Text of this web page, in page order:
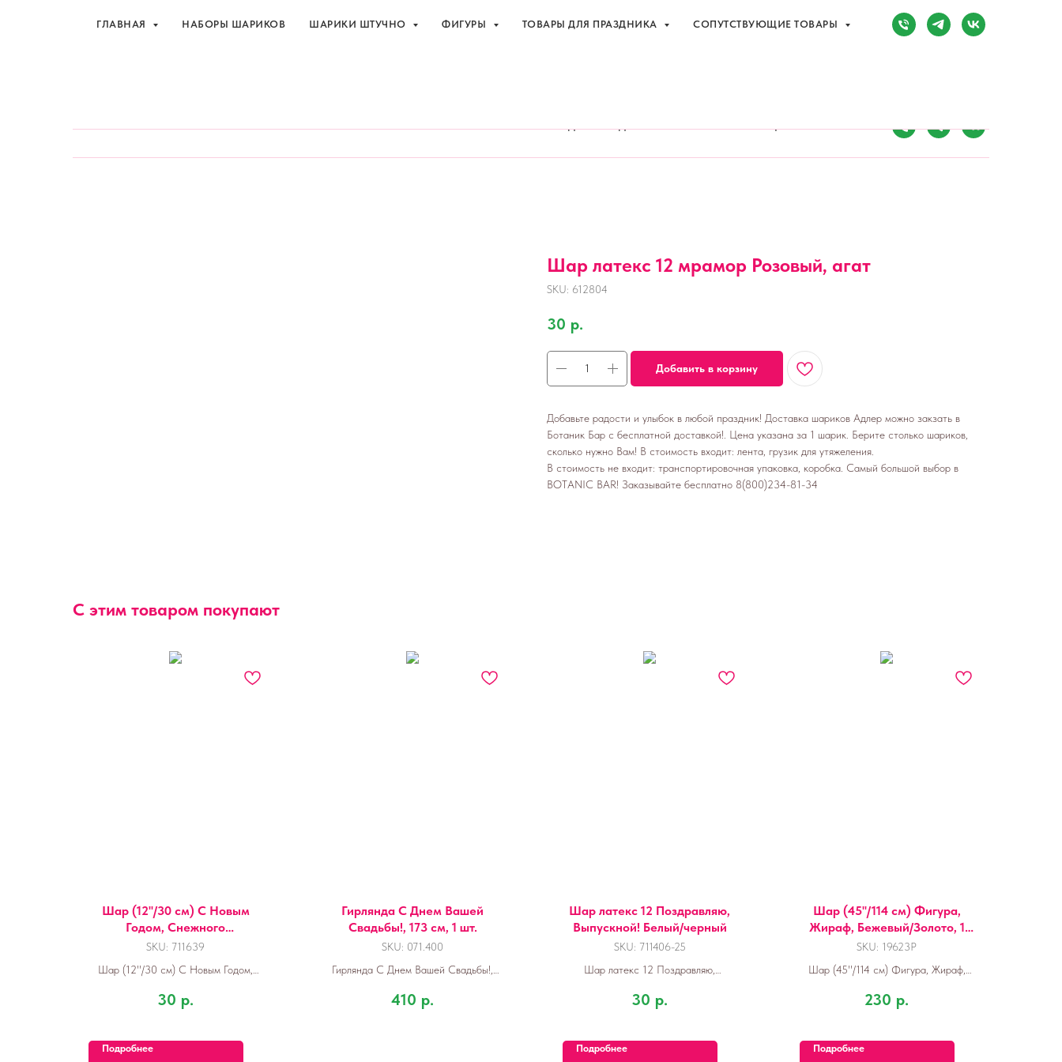
Сочи, Адлер,ул. Мира, д. 14
ГЛАВНАЯ НАБОРЫ ШАРИКОВ ШАРИКИ ШТУЧНО ФИГУРЫ ТОВАРЫ ДЛЯ ПРАЗДНИКА СОПУТСТВУЮЩИЕ ТОВАРЫ
ГЛАВНАЯ НАБОРЫ ШАРИКОВ ШАРИКИ ШТУЧНО ФИГУРЫ ТОВАРЫ ДЛЯ ПРАЗДНИКА СОПУТСТВУЮЩИЕ ТОВАРЫ
Шар латекс 12 мрамор Розовый, агат
SKU: 612804
30 р.
Добавить в корзину
Добавьте радости и улыбок в любой праздник! Доставка шариков Адлер можно закзать в
Ботаник Бар с бесплатной доставкой!. Цена указана за 1 шарик. Берите столько шариков,
сколько нужно Вам! В стоимость входит: лента, грузик для утяжеления.
В стоимость не входит: транспортировочная упаковка, коробка. Самый большой выбор в
BOTANIC BAR! Заказывайте бесплатно 8(800)234-81-34
С этим товаром покупают
Шар (12''/30 см) С Новым
Годом, Снежного
настроения!, Ассорти,
пастель, 1 ст, 25 шт.
SKU: 711639
Шар (12''/30 см) С Новым Годом,
пастель, 1 ст, 25 шт.
30 р.
Подробнее
Гирлянда С Днем Вашей
Свадьбы!, 173 см, 1 шт.
SKU: 071.400
Гирлянда С Днем Вашей Свадьбы!,
410 р.
Шар латекс 12 Поздравляю,
Выпускной! Белый/черный
SKU: 711406-25
Шар латекс 12 Поздравляю,
30 р.
Подробнее
Шар (45''/114 см) Фигура,
Жираф, Бежевый/Золото, 1
шт. в уп.
SKU: 19623P
Шар (45''/114 см) Фигура, Жираф,
230 р.
Подробнее